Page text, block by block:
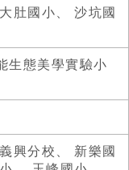
大肚國小
沙坑國
生態美學實驗小
義興分校
新樂國